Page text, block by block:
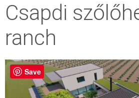
Csapdi
ranch
Save